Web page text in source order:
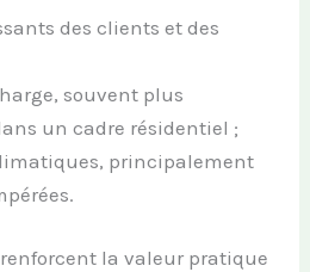
des clients et des
souvent plus
un cadre résidentiel ;
principalement
la valeur pratique